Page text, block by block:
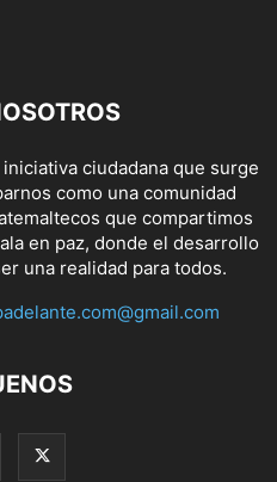
ciudadana que surge
como una comunidad
que compartimos
en paz, donde el desarrollo
una realidad para todos.